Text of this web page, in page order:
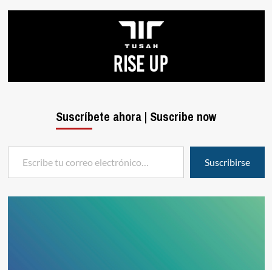
Suscríbete ahora | Suscribe now
Escribe tu correo electrónico…
Suscribirse